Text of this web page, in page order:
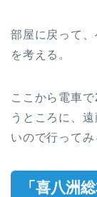
部屋に戻って
を考える。
ここから電車
うところに、
いので行ってみ
「喜八洲